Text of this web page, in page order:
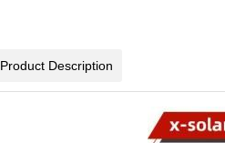
Product Description